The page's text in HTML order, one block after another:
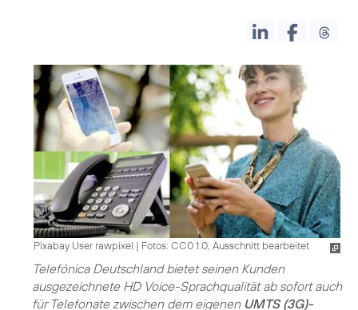
Pixabay User rawpixel | Fotos: CC0 1.0, Ausschnitt bearbeitet
Telefónica Deutschland bietet seinen Kunden
ausgezeichnete HD Voice-Sprachqualität ab sofort auch
für Telefonate zwischen dem eigenen UMTS (3G)-